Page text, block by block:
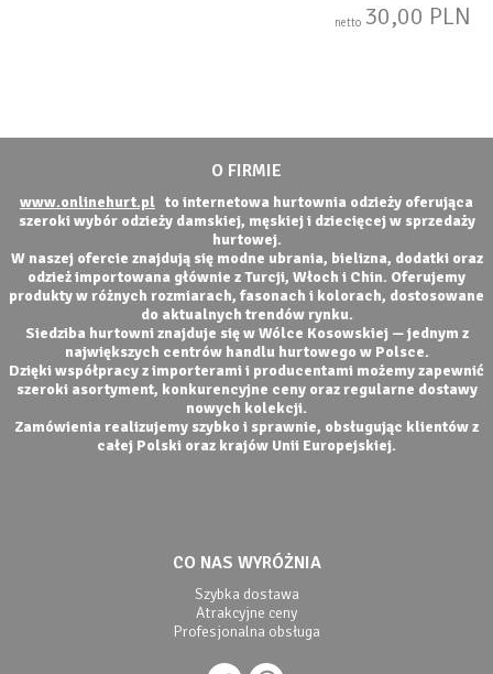
netto 30,00 PLN
O FIRMIE
www.onlinehurt.pl to internetowa hurtownia odzieży oferująca
szeroki wybór odzieży damskiej, męskiej i dziecięcej w sprzedaży
hurtowej.
W naszej ofercie znajdują się modne ubrania, bielizna, dodatki oraz
odzież importowana głównie z Turcji, Włoch i Chin. Oferujemy
produkty w różnych rozmiarach, fasonach i kolorach, dostosowane
do aktualnych trendów rynku.
Siedziba hurtowni znajduje się w Wólce Kosowskiej — jednym z
największych centrów handlu hurtowego w Polsce.
Dzięki współpracy z importerami i producentami możemy zapewnić
szeroki asortyment, konkurencyjne ceny oraz regularne dostawy
nowych kolekcji.
Zamówienia realizujemy szybko i sprawnie, obsługując klientów z
całej Polski oraz krajów Unii Europejskiej.
CO NAS WYRÓŻNIA
Szybka dostawa
Atrakcyjne ceny
Profesjonalna obsługa